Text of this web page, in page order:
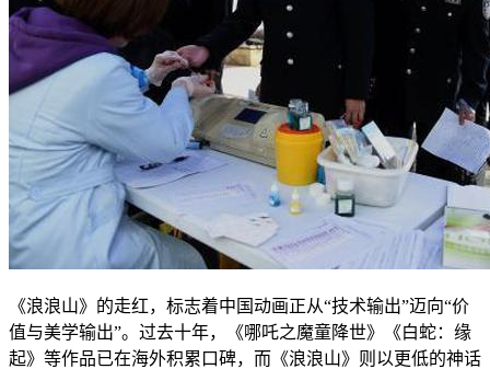
《浪浪山》的走红，标志着中国动画正从“技术输出”迈向“价
值与美学输出”。过去十年，《哪吒之魔童降世》《白蛇：缘
起》等作品已在海外积累口碑，而《浪浪山》则以更低的神话